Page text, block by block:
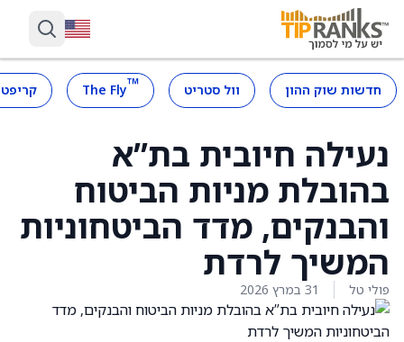
חדשות שוק ההון וול סטריט ™
The Fly
נעילה חיובית בת”א
בהובלת מניות הביטוח
והבנקים, מדד הביטחוניות
המשיך לרדת
פולי טל 31 במרץ 2026